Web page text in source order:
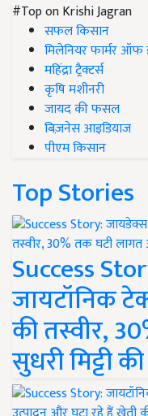
#Top on Krishi Jagran
सफल किसान
मिलेनियर फार्मर ऑफ
महिंद्रा ट्रैक्टर्स
कृषि मशीनरी
जायद की फसल
बिज़नेस आइडियाज
पीएम किसान
Top Stories
Success
जायटॉनिक
की तस्वीर,
सुधरी मिट्टी